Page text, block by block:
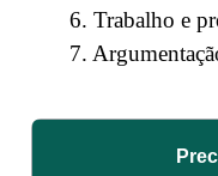
6. Trabalho e
7.